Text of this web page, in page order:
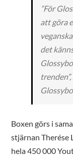
”För
att göra
det
Boxen görs i
stjärnan Therése
hela 450 000